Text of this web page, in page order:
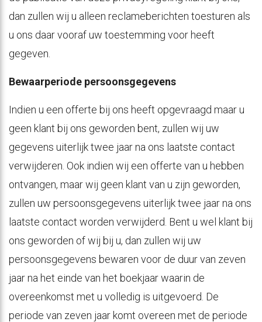
dan zullen wij u alleen reclameberichten toesturen als
u ons daar vooraf uw toestemming voor heeft
gegeven.
Bewaarperiode persoonsgegevens
Indien u een offerte bij ons heeft opgevraagd maar u
geen klant bij ons geworden bent, zullen wij uw
gegevens uiterlijk twee jaar na ons laatste contact
verwijderen. Ook indien wij een offerte van u hebben
ontvangen, maar wij geen klant van u zijn geworden,
zullen uw persoonsgegevens uiterlijk twee jaar na ons
laatste contact worden verwijderd. Bent u wel klant bij
ons geworden of wij bij u, dan zullen wij uw
persoonsgegevens bewaren voor de duur van zeven
jaar na het einde van het boekjaar waarin de
overeenkomst met u volledig is uitgevoerd. De
periode van zeven jaar komt overeen met de periode